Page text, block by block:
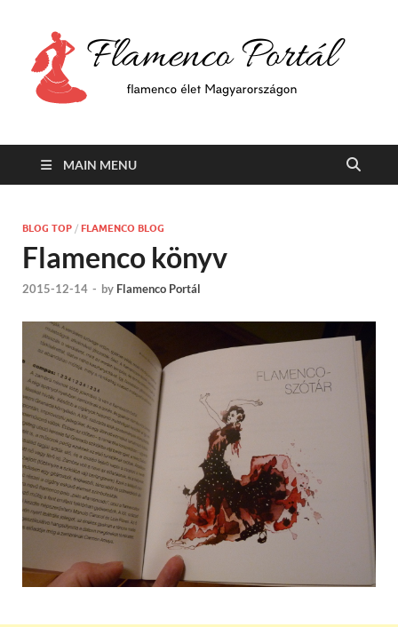
MAIN MENU
BLOG TOP / FLAMENCO BLOG
Flamenco könyv
2015-12-14 - by Flamenco Portál